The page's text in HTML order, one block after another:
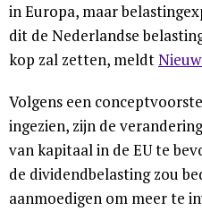
in Europa, maar
dit de Nederlandse
kop zal zetten, meldt
Volgens een
ingezien, zijn de
van kapitaal in de EU te
de dividendbelasting zou
aanmoedigen om meer te